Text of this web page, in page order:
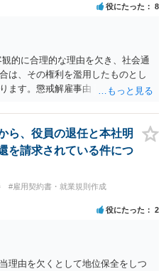
役にたった 8
的に合理的な理由を欠き、社会通
は、その権利を濫用したものとし
ます。懲戒解雇事由（通常就業規
を争う余地はあるように思いま
の解決は難しく、労働審判や訴訟
。 なるべく早く、弁護士にご相談
ら、役員の退任と本社明
を請求されている件につ
#雇用契約書・就業規則作成
役にたった 2
理由を欠くとして地位保全をしつ